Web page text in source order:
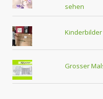
sehen
Kinderbilder
Grosser